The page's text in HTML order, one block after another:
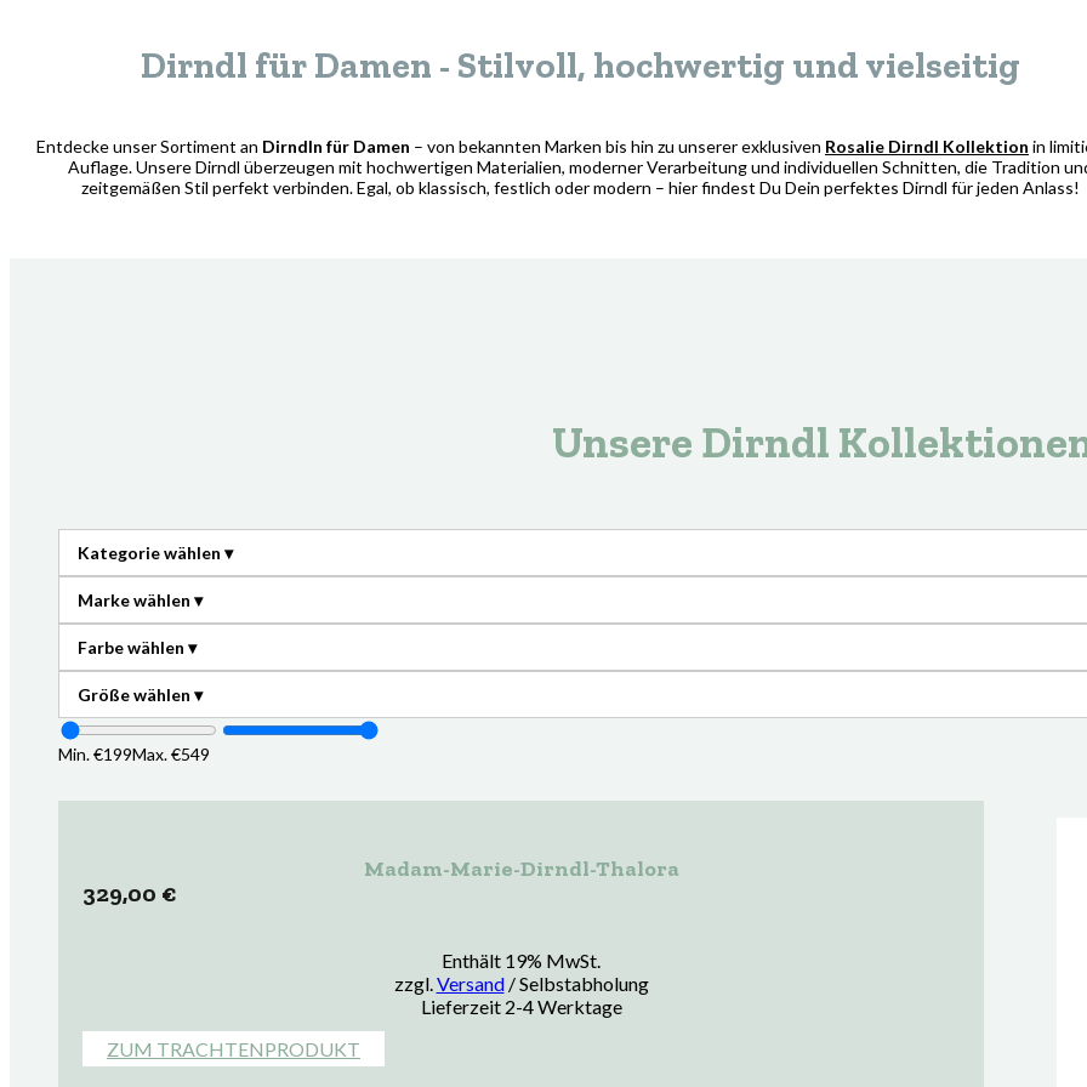
Dirndl für Damen - Stilvoll, hochwertig und vielseitig
Entdecke unser Sortiment an Dirndln für Damen – von bekannten Marken bis hin zu unserer exklusiven Rosalie Dirndl Kollektion in
Auflage. Unsere Dirndl überzeugen mit hochwertigen Materialien, moderner Verarbeitung und individuellen Schnitten, die Tradition
zeitgemäßen Stil perfekt verbinden. Egal, ob klassisch, festlich oder modern – hier findest Du Dein perfektes Dirndl für jeden Anlass!
Unsere Dirndl
Min. €199Max. €549
Madam-Marie-Dirndl-Thalora
329,00 €
Enthält 19% MwSt.
zzgl.Versand/ Selbstabholung
Lieferzeit 2-4 Werktage
ZUM TRACHTENPRODUKT